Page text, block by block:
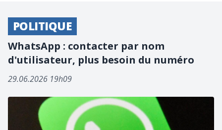
POLITIQUE
WhatsApp : contacter par nom
d'utilisateur, plus besoin du numéro
29.06.2026 19h09